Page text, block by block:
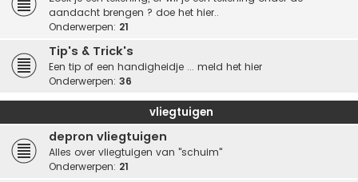
aandacht brengen ? doe het hier..
Onderwerpen: 21
Tip's & Trick's
Een tip of een handigheidje ... meld het hier
Onderwerpen: 36
vliegtuigen
depron vliegtuigen
Alles over vliegtuigen van "schuim"
Onderwerpen: 21